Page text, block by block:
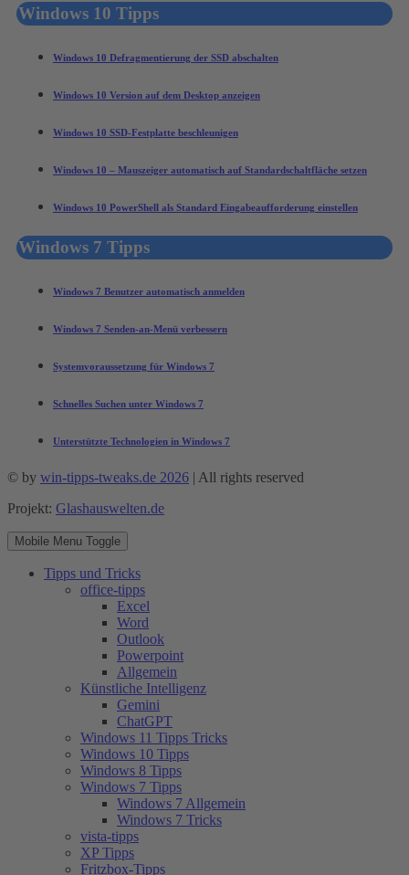
Windows 10 Tipps
Windows 10 Defragmentierung der SSD abschalten
Windows 10 Version auf dem Desktop anzeigen
Windows 10 SSD-Festplatte beschleunigen
Windows 10 – Mauszeiger automatisch auf Standardschaltfläche setzen
Windows 10 PowerShell als Standard Eingabeaufforderung einstellen
Windows 7 Tipps
Windows 7 Benutzer automatisch anmelden
Windows 7 Senden-an-Menü verbessern
Systemvoraussetzung für Windows 7
Schnelles Suchen unter Windows 7
Unterstützte Technologien in Windows 7
© by win-tipps-tweaks.de 2026 | All rights reserved
Projekt: Glashauswelten.de
Mobile Menu Toggle
Tipps und Tricks
office-tipps
Excel
Word
Outlook
Powerpoint
Allgemein
Künstliche Intelligenz
Gemini
ChatGPT
Windows 11 Tipps Tricks
Windows 10 Tipps
Windows 8 Tipps
Windows 7 Tipps
Windows 7 Allgemein
Windows 7 Tricks
vista-tipps
XP Tipps
Fritzbox-Tipps